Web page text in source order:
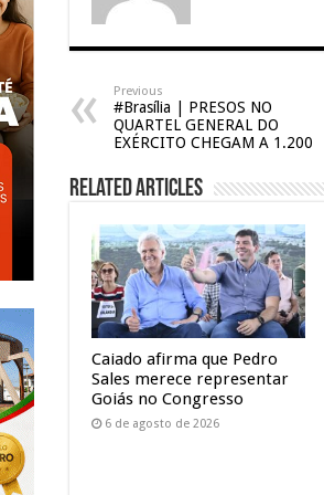
Previous
#Brasília | PRESOS NO
QUARTEL GENERAL DO
EXÉRCITO CHEGAM A 1.200
Related Articles
Caiado afirma que Pedro
Sales merece representar
Goiás no Congresso
6 de agosto de 2026